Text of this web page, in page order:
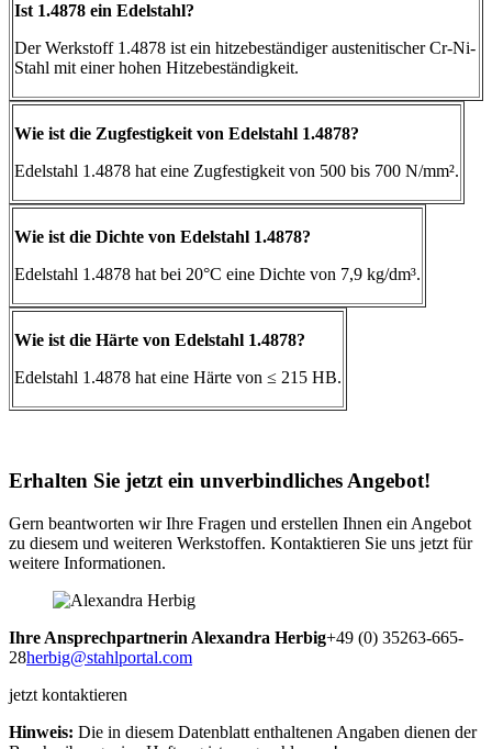
Ist 1.4878 ein Edelstahl?
Der Werkstoff 1.4878 ist ein hitzebeständiger austenitischer Cr-Ni-
Stahl mit einer hohen Hitzebeständigkeit.
Wie ist die Zugfestigkeit von Edelstahl 1.4878?
Edelstahl 1.4878 hat eine Zugfestigkeit von 500 bis 700 N/mm².
Wie ist die Dichte von Edelstahl 1.4878?
Edelstahl 1.4878 hat bei 20°C eine Dichte von 7,9 kg/dm³.
Wie ist die Härte von Edelstahl 1.4878?
Edelstahl 1.4878 hat eine Härte von ≤ 215 HB.
Erhalten Sie jetzt ein unverbindliches Angebot!
Gern beantworten wir Ihre Fragen und erstellen Ihnen ein Angebot
zu diesem und weiteren Werkstoffen. Kontaktieren Sie uns jetzt für
weitere Informationen.
Ihre Ansprechpartnerin Alexandra Herbig+49 (0) 35263-665-
28herbig@stahlportal.com
jetzt kontaktieren
Hinweis: Die in diesem Datenblatt enthaltenen Angaben dienen der